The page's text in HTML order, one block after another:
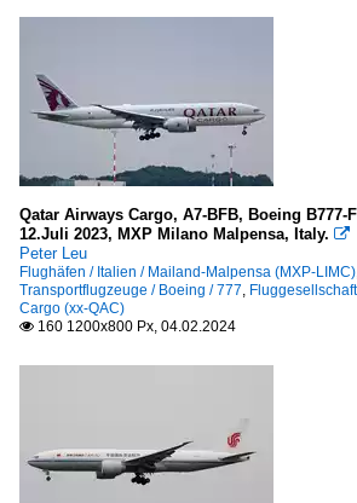
Qatar Airways Cargo, A7-BFB, Boeing B777-
12.Juli 2023, MXP Milano Malpensa, Italy. 
Peter Leu
Flughäfen / Italien / Mailand-Malpensa (MXP-LIMC)
Transportflugzeuge / Boeing / 777,
Cargo (xx-QAC)
 160 1200x800 Px, 04.02.2024